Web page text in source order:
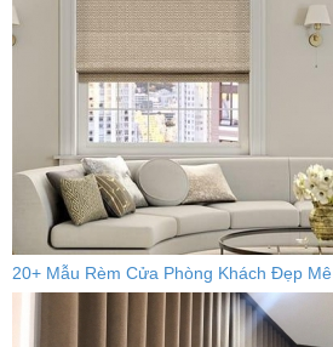
20+ Mẫu Rèm Cửa Phòng Khách Đẹp